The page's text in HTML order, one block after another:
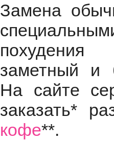
Замена
заметный и
На сайте
заказать*
кофе**.